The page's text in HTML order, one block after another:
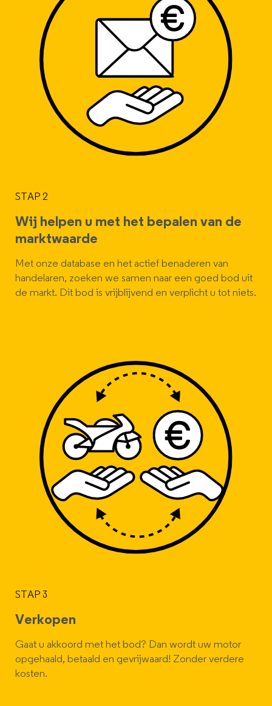
STAP 2
Wij helpen u met het bepalen van de
marktwaarde
Met onze database en het actief benaderen van
handelaren, zoeken we samen naar een goed bod uit
de markt. Dit bod is vrijblijvend en verplicht u tot niets.
STAP 3
Verkopen
Gaat u akkoord met het bod? Dan wordt uw motor
opgehaald, betaald en gevrijwaard! Zonder verdere
kosten.